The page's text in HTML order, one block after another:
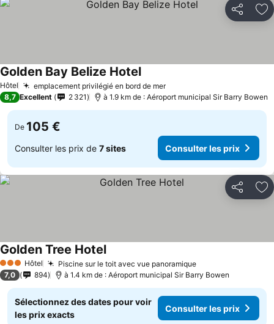
Partager
Hôtel emplacement privilégié en bord de mer
Golden Bay Belize Hotel
8,7 Excellent 2 321 à 1.9 km de : Aéroport municipal Sir Barry Bowen
De 105 €
Consulter les prix de 7 sites Consulter les prix
Partager
3 ÉtoilesHôtel Piscine sur le toit avec vue panoramique
Golden Tree Hotel
7,0 894 à 1.4 km de : Aéroport municipal Sir Barry Bowen
Sélectionnez des dates pour voir
les prix exacts
Consulter les prix